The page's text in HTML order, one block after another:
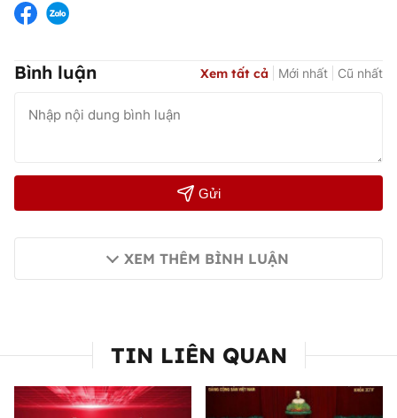
Bình luận Xem tất cả Mới nhất Cũ nhất
Gửi
XEM THÊM BÌNH LUẬN
TIN LIÊN QUAN